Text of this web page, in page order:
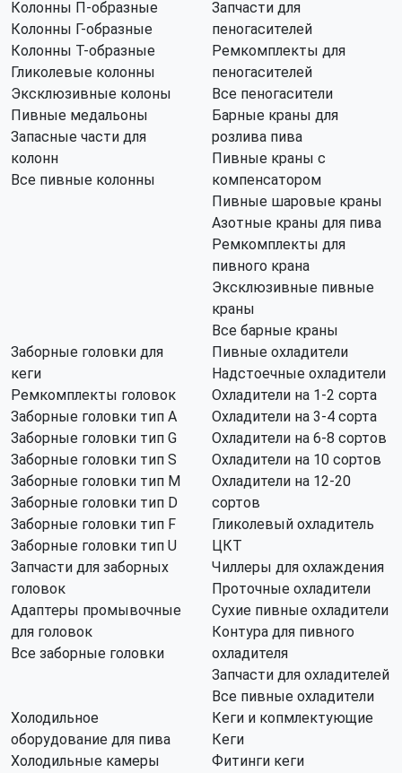
Колонны П-образные
Колонны Г-образные
Колонны Т-образные
Гликолевые колонны
Эксклюзивные колоны
Пивные медальоны
Запасные части для
колонн
Все пивные колонны
Запчасти для
пеногасителей
Ремкомплекты для
пеногасителей
Все пеногасители
Барные краны для
розлива пива
Пивные краны с
компенсатором
Пивные шаровые краны
Азотные краны для пива
Ремкомплекты для
пивного крана
Эксклюзивные пивные
краны
Все барные краны
Заборные головки для
кеги
Ремкомплекты головок
Заборные головки тип А
Заборные головки тип G
Заборные головки тип S
Заборные головки тип M
Заборные головки тип D
Заборные головки тип F
Заборные головки тип U
Запчасти для заборных
головок
Адаптеры промывочные
для головок
Все заборные головки
Пивные охладители
Надстоечные охладители
Охладители на 1-2 сорта
Охладители на 3-4 сорта
Охладители на 6-8 сортов
Охладители на 10 сортов
Охладители на 12-20
сортов
Гликолевый охладитель
ЦКТ
Чиллеры для охлаждения
Проточные охладители
Сухие пивные охладители
Контура для пивного
охладителя
Запчасти для охладителей
Все пивные охладители
Холодильное
оборудование для пива
Холодильные камеры
Кеги и копмлектующие
Кеги
Фитинги кеги